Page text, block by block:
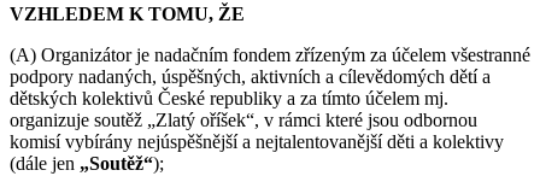
VZHLEDEM K TOMU, ŽE
(A) Organizátor je nadačním fondem zřízeným za účelem všestranné
podpory nadaných, úspěšných, aktivních a cílevědomých dětí a
dětských kolektivů České republiky a za tímto účelem mj.
organizuje soutěž „Zlatý oříšek“, v rámci které jsou odbornou
komisí vybírány nejúspěšnější a nejtalentovanější děti a kolektivy
(dále jen „Soutěž“);